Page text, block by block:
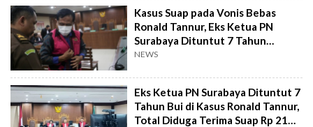
Kasus Suap pada Vonis Bebas
Ronald Tannur, Eks Ketua PN
Surabaya Dituntut 7 Tahun
Penjara
NEWS
Eks Ketua PN Surabaya Dituntut 7
Tahun Bui di Kasus Ronald Tannur,
Total Diduga Terima Suap Rp 21